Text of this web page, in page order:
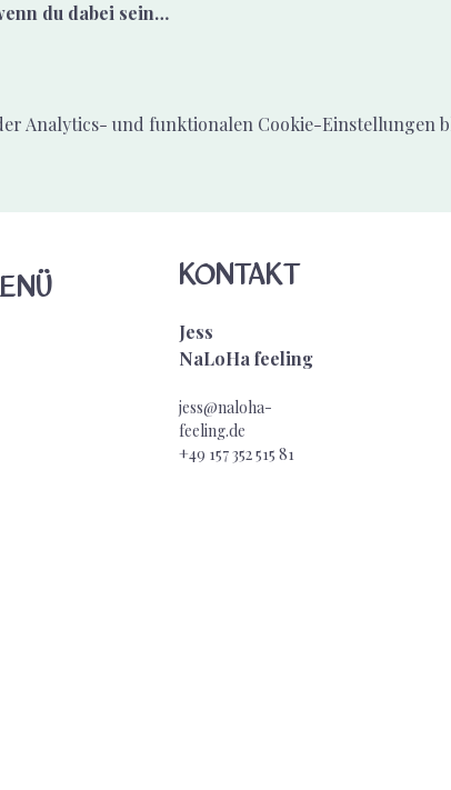
du dabei sein…
Analytics- und funktionalen Cookie-Einstellungen
KONTAKT
Jess
NaLoHa feeling
jess@naloha-
feeling.de
+49 157 352 515 81